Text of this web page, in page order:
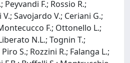
F.; Rossio R.;
Savojardo V.; Ceriani G.;
F.; Ottonello L.;
N.L.; Tognin T.;
S.; Rozzini R.; Falanga L.;